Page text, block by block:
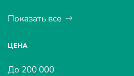
Показать все
ЦЕНА
До 200 000